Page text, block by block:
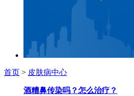
首页 > 皮肤病中心
酒糟鼻传染吗？怎么治疗？